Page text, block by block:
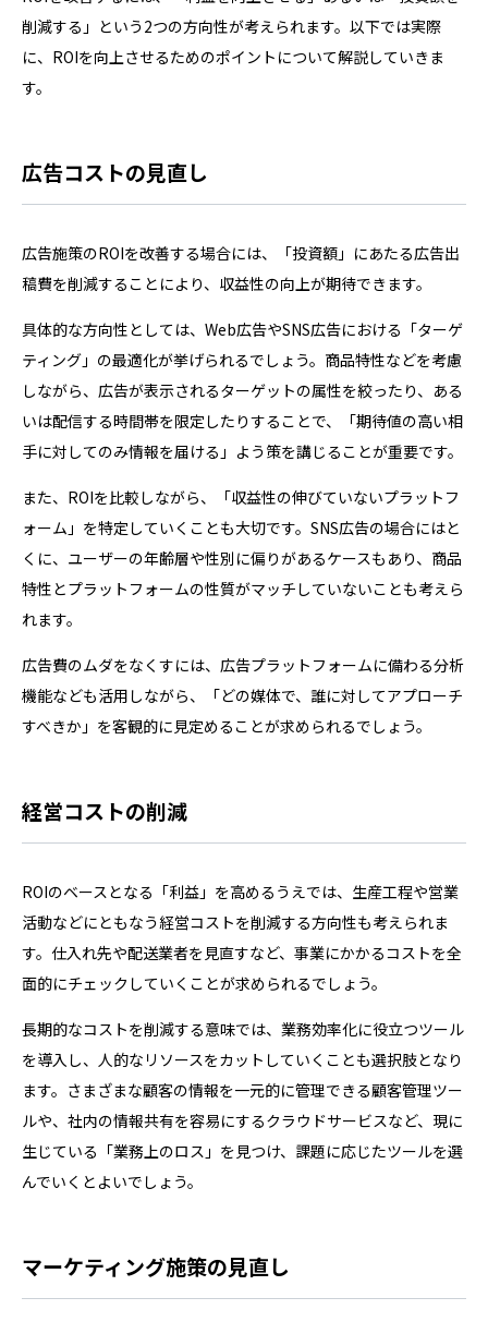
削減する」という2つの方向性が考えられます。以下では実際
に、ROIを向上させるためのポイントについて解説していきま
す。
広告コストの見直し
広告施策のROIを改善する場合には、「投資額」にあたる広告出
稿費を削減することにより、収益性の向上が期待できます。
具体的な方向性としては、Web広告やSNS広告における「ターゲ
ティング」の最適化が挙げられるでしょう。商品特性などを考慮
しながら、広告が表示されるターゲットの属性を絞ったり、ある
いは配信する時間帯を限定したりすることで、「期待値の高い相
手に対してのみ情報を届ける」よう策を講じることが重要です。
また、ROIを比較しながら、「収益性の伸びていないプラットフ
ォーム」を特定していくことも大切です。SNS広告の場合にはと
くに、ユーザーの年齢層や性別に偏りがあるケースもあり、商品
特性とプラットフォームの性質がマッチしていないことも考えら
れます。
広告費のムダをなくすには、広告プラットフォームに備わる分析
機能なども活用しながら、「どの媒体で、誰に対してアプローチ
すべきか」を客観的に見定めることが求められるでしょう。
経営コストの削減
ROIのベースとなる「利益」を高めるうえでは、生産工程や営業
活動などにともなう経営コストを削減する方向性も考えられま
す。仕入れ先や配送業者を見直すなど、事業にかかるコストを全
面的にチェックしていくことが求められるでしょう。
長期的なコストを削減する意味では、業務効率化に役立つツール
を導入し、人的なリソースをカットしていくことも選択肢となり
ます。さまざまな顧客の情報を一元的に管理できる顧客管理ツー
ルや、社内の情報共有を容易にするクラウドサービスなど、現に
生じている「業務上のロス」を見つけ、課題に応じたツールを選
んでいくとよいでしょう。
マーケティング施策の見直し